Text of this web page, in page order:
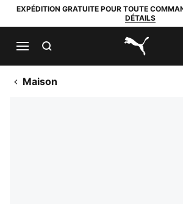
EXPÉDITION GRATUITE POUR TOUTE
DÉTAILS
PUMA.com
Maison